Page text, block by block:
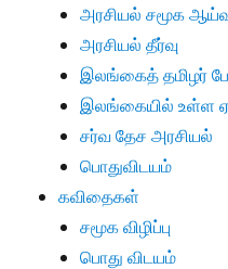
அரசியல் சமூக
அரசியல் தீர்வு
இலங்கைத் தமிழர்
இலங்கையில் உள்ள
சர்வ தேச அரசியல்
பொதுவிடயம்
கவிதைகள்
சமூக விழிப்பு
பொது விடயம்